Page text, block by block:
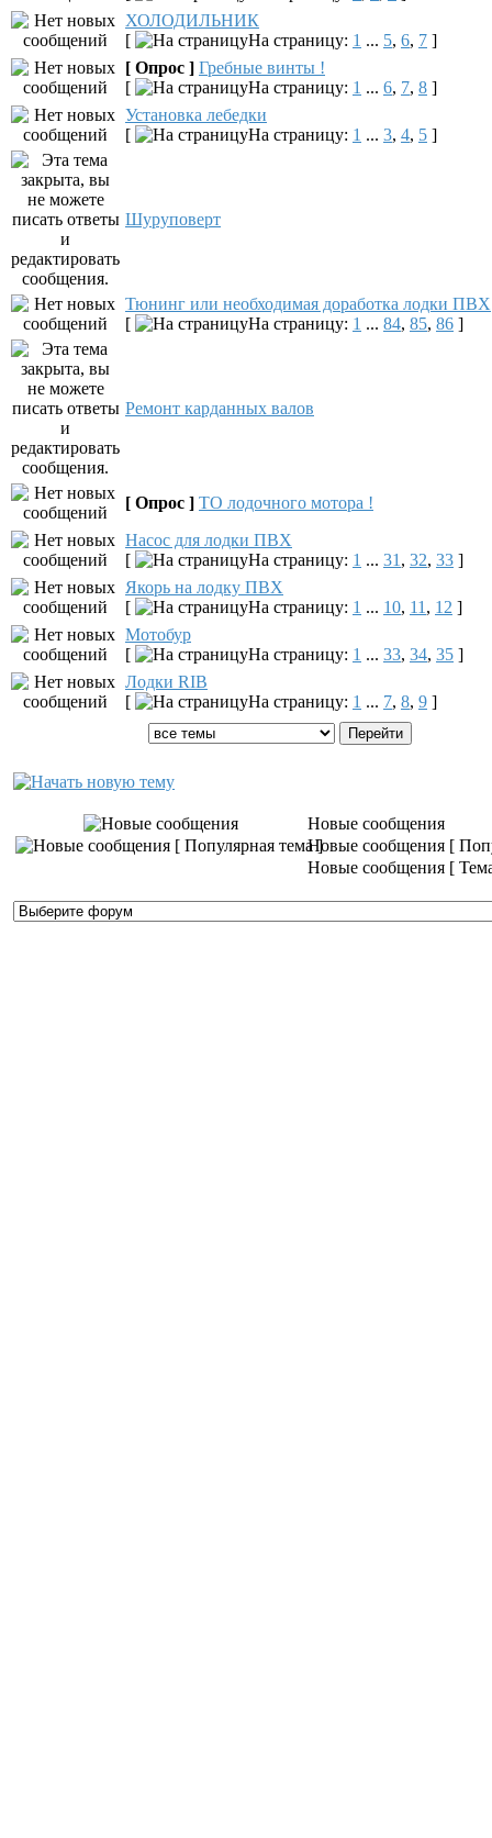
ХОЛОДИЛЬНИК
[
На страницу: 1 ... 5, 6, 7 ]
[ Опрос ] Гребные винты !
[
На страницу: 1 ... 6, 7, 8 ]
Установка лебедки
[
На страницу: 1 ... 3, 4, 5 ]
Шуруповерт
Тюнинг или необходимая доработка лодки ПВХ
[
На страницу: 1 ... 84, 85, 86 ]
Ремонт карданных валов
[ Опрос ] ТО лодочного мотора !
Насос для лодки ПВХ
[
На страницу: 1 ... 31 , 32, 33 ]
Якорь на лодку ПВХ
[
На страницу: 1 ... 10, 11 , 12 ]
Мотобур
[
На страницу: 1 ... 33, 34, 35 ]
Лодки RIB
[
На страницу: 1 ... 7, 8, 9 ]
Новые сообщения
Новые сообщения [
Новые сообщения [